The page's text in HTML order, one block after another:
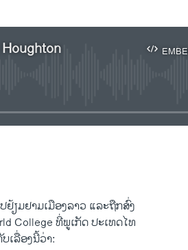
ຽມຢາມ​ເມືອງ​ລາວ ​ແລະຖືກ​ສົ່ງ​
College ທີ່​ພູເກັດ ​ປະ​ເທດ​ໄທ
ເລື່ອງ​ນີ້​ວ່າ: